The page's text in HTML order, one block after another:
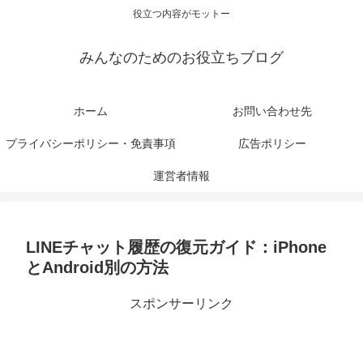
役立つ内容がモットー
みんなのためのお役立ちブログ
ホーム お問い合わせ先
プライバシーポリシー・免責事項 広告ポリシー
運営者情報
LINEチャット履歴の復元ガイド：iPhone
とAndroid別の方法
スポンサーリンク